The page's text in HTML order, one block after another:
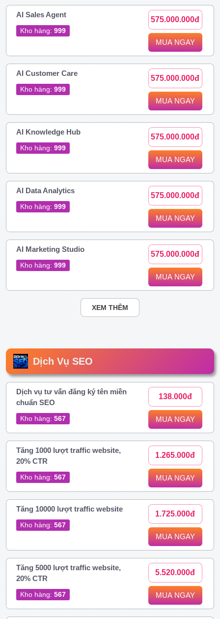
AI Sales Agent
Kho hàng: 999
575.000.000đ
MUA NGAY
AI Customer Care
Kho hàng: 999
575.000.000đ
MUA NGAY
AI Knowledge Hub
Kho hàng: 999
575.000.000đ
MUA NGAY
AI Data Analytics
Kho hàng: 999
575.000.000đ
MUA NGAY
AI Marketing Studio
Kho hàng: 999
575.000.000đ
MUA NGAY
XEM THÊM
Dịch Vụ SEO
Dịch vụ tư vấn đăng ký tên miền
chuẩn SEO
Kho hàng: 567
138.000đ
MUA NGAY
Tăng 1000 lượt traffic website,
20% CTR
Kho hàng: 567
1.265.000đ
MUA NGAY
Tăng 10000 lượt traffic website
Kho hàng: 567
1.725.000đ
MUA NGAY
Tăng 5000 lượt traffic website,
20% CTR
Kho hàng: 567
5.520.000đ
MUA NGAY